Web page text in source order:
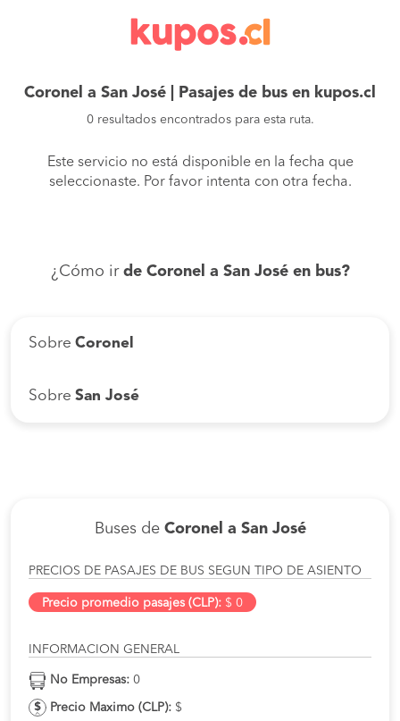
Coronel a San José | Pasajes de bus en kupos.cl
0 resultados encontrados para esta ruta.
Este servicio no está disponible en la fecha que
seleccionaste. Por favor intenta con otra fecha.
¿Cómo ir de Coronel a San José en bus?
Sobre Coronel
Sobre San José
Buses de Coronel a San José
PRECIOS DE PASAJES DE BUS SEGUN TIPO DE ASIENTO
Precio promedio pasajes (CLP): $ 0
INFORMACION GENERAL
No Empresas: 0
Precio Maximo (CLP): $